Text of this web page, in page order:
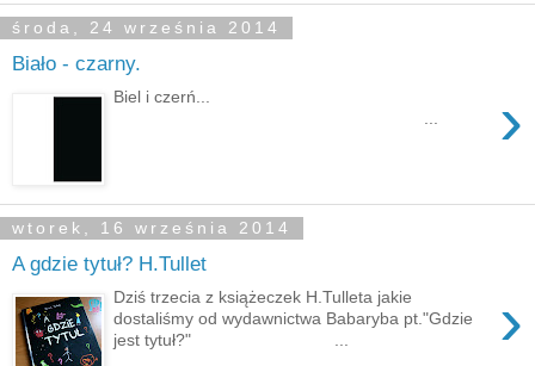
środa, 24 września 2014
Biało - czarny.
›
Biel i czerń...
wtorek, 16 września 2014
A gdzie tytuł? H.Tullet
›
Dziś trzecia z książeczek H.Tulleta jakie
dostaliśmy od wydawnictwa Babaryba pt."Gdzie
jest tytuł?" ...